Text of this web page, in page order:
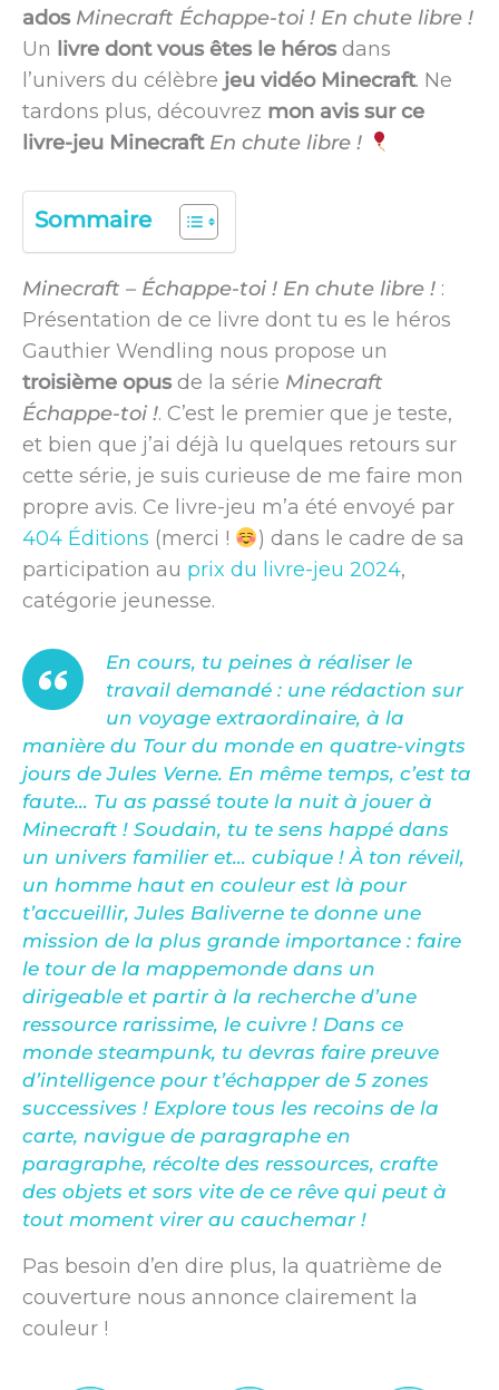
ados Minecraft Échappe-toi ! En chute libre !
Un livre dont vous êtes le hérosdans
l’univers du célèbre jeu vidéo Minecraft. Ne
tardons plus, découvrez mon avis sur ce
livre-jeu Minecraft En chute libre !
Sommaire
Minecraft – Échappe-toi ! En chute libre ! :
Présentation de ce livre dont tu es le héros
Gauthier Wendling nous propose un
troisième opusde la série Minecraft
Échappe-toi !. C’est le premier que je teste,
et bien que j’ai déjà lu quelques retours sur
cette série, je suis curieuse de me faire mon
propre avis. Ce livre-jeu m’a été envoyé par
404 Éditions (merci !
) dans le cadre de sa
participation au prix du livre-jeu 2024,
catégorie jeunesse.
En cours, tu peines à réaliser le
travail demandé : une rédaction sur
un voyage extraordinaire, à la
manière du Tour du monde en quatre-vingts
jours de Jules Verne. En même temps, c’est ta
faute… Tu as passé toute la nuit à jouer à
Minecraft ! Soudain, tu te sens happé dans
un univers familier et… cubique ! À ton réveil,
un homme haut en couleur est là pour
t’accueillir, Jules Baliverne te donne une
mission de la plus grande importance : faire
le tour de la mappemonde dans un
dirigeable et partir à la recherche d’une
ressource rarissime, le cuivre ! Dans ce
monde steampunk, tu devras faire preuve
d’intelligence pour t’échapper de 5 zones
successives ! Explore tous les recoins de la
carte, navigue de paragraphe en
paragraphe, récolte des ressources, crafte
des objets et sors vite de ce rêve qui peut à
tout moment virer au cauchemar !
Pas besoin d’en dire plus, la quatrième de
couverture nous annonce clairement la
couleur !